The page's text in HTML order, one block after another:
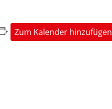
Zum Kalender hinzufügen